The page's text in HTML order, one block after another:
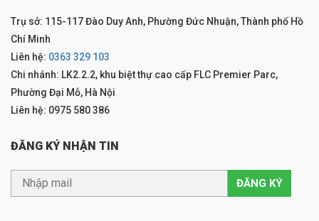
Trụ sở: 115-117 Đào Duy Anh, Phường Đức Nhuận, Thành phố Hồ
Chí Minh
Liên hệ: 0363 329 103
Chi nhánh: LK2.2.2, khu biệt thự cao cấp FLC Premier Parc,
Phường Đại Mỗ, Hà Nội
Liên hệ: 0975 580 386
ĐĂNG KÝ NHẬN TIN